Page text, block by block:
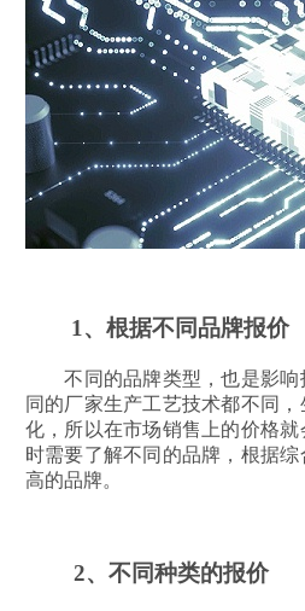
1、根据不同品牌报价
不同的品牌类型，也是影响
同的厂家生产工艺技术都不同
化，所以在市场销售上的价格
时需要了解不同的品牌，根据
高的品牌。
2、不同种类的报价